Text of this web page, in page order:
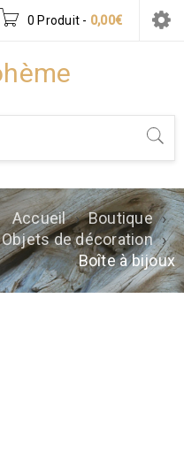
0 Produit - 0,00€
Accueil › Boutique ›
Objets de décoration ›
Boîte à bijoux